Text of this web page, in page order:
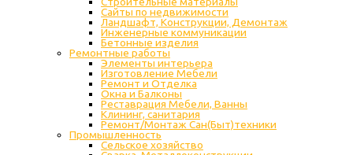
Сайты по недвижимости
Ландшафт, Конструкции, Демонтаж
Инженерные коммуникации
Бетонные изделия
Ремонтные работы
Элементы интерьера
Изготовление Мебели
Ремонт и Отделка
Окна и Балконы
Реставрация Мебели, Ванны
Клининг, санитария
Ремонт/Монтаж Сан(Быт)техники
Промышленность
Cельское хозяйство